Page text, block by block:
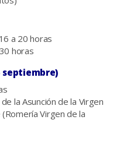
a 20 horas
horas
septiembre)
la Asunción de la Virgen
Virgen de la